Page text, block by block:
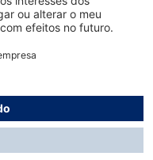
for indicado o